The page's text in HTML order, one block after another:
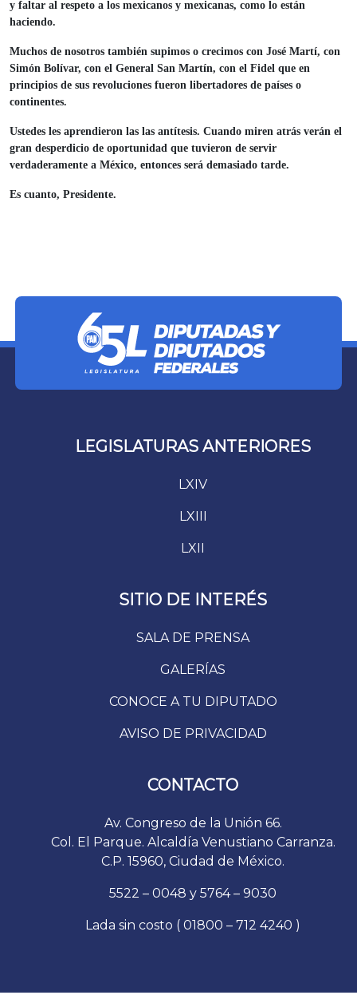
y faltar al respeto a los mexicanos y mexicanas, como lo están
haciendo.
Muchos de nosotros también supimos o crecimos con José Martí, con
Simón Bolívar, con el General San Martín, con el Fidel que en
principios de sus revoluciones fueron libertadores de países o
continentes.
Ustedes les aprendieron las las antítesis. Cuando miren atrás verán el
gran desperdicio de oportunidad que tuvieron de servir
verdaderamente a México, entonces será demasiado tarde.
Es cuanto, Presidente.
LEGISLATURAS ANTERIORES
LXIV
LXIII
LXII
SITIO DE INTERÉS
SALA DE PRENSA
GALERÍAS
CONOCE A TU DIPUTADO
AVISO DE PRIVACIDAD
CONTACTO
Av. Congreso de la Unión 66.
Col. El Parque. Alcaldía Venustiano Carranza.
C.P. 15960, Ciudad de México.
5522 – 0048 y 5764 – 9030
Lada sin costo ( 01800 – 712 4240 )